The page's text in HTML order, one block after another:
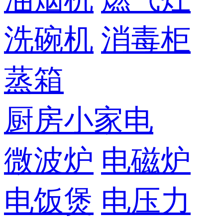
洗碗机 消毒柜
蒸箱
厨房小家电
微波炉 电磁炉
电饭煲 电压力